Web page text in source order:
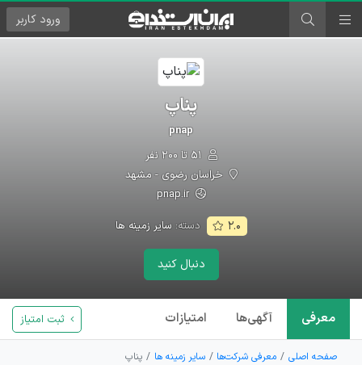
ورود کاربر
پناپ
pnap
خراسان رضوی - مشهد
pnap.ir
۲.۰ دسته:سایر زمینه ها
دنبال کنید
معرفی آگهی‌ها امتیازات ثبت امتیاز
صفحه اصلی معرفی شرکت‌ها سایر زمینه ها پناپ